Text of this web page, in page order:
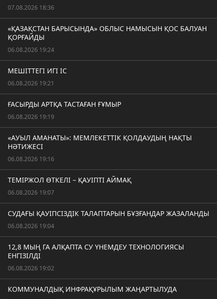
07.08.2026 18:36
«ҚАЗАҚСТАН БАРЫСЫНДА» ОБЛЫС НАМЫСЫН ҚОС БАЛУАН
ҚОРҒАЙДЫ
06.08.2026 19:24
МЕШІТТЕГІ ИГІ ІС
06.08.2026 19:21
ҒАСЫРДЫ АРТҚА ТАСТАҒАН ҒҰМЫР
06.08.2026 19:19
«АУЫЛ АМАНАТЫ»: МЕМЛЕКЕТТІК ҚОЛДАУДЫҢ НАҚТЫ
НӘТИЖЕСІ
06.08.2026 19:16
ТЕМІРЖОЛ ӨТКЕЛІ – ҚАУІПТІ АЙМАҚ
06.08.2026 19:07
СУДАҒЫ ҚАУІПСІЗДІК ТАЛАПТАРЫН БҰЗҒАНДАР ЖАЗАЛАНДЫ
06.08.2026 19:04
12,8 МЫҢ ГА АЛҚАПТА СУ ҮНЕМДЕУ ТЕХНОЛОГИЯСЫ
ЕНГІЗІЛДІ
06.08.2026 19:02
КОММУНАЛДЫҚ ИНФРАҚҰРЫЛЫМ ЖАҢАРТЫЛУДА